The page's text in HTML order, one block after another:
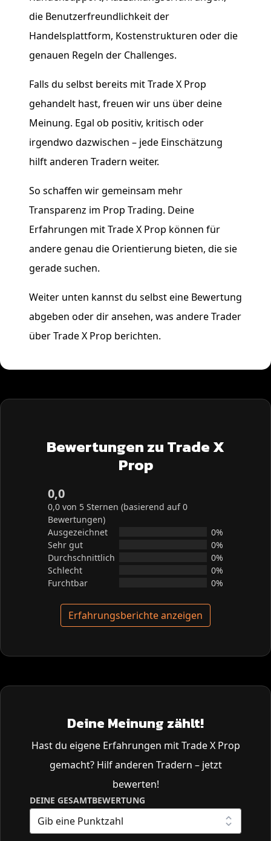
die Benutzerfreundlichkeit der
Handelsplattform, Kostenstrukturen oder die
genauen Regeln der Challenges.
Falls du selbst bereits mit Trade X Prop
gehandelt hast, freuen wir uns über deine
Meinung. Egal ob positiv, kritisch oder
irgendwo dazwischen – jede Einschätzung
hilft anderen Tradern weiter.
So schaffen wir gemeinsam mehr
Transparenz im Prop Trading. Deine
Erfahrungen mit Trade X Prop können für
andere genau die Orientierung bieten, die sie
gerade suchen.
Weiter unten kannst du selbst eine Bewertung
abgeben oder dir ansehen, was andere Trader
über Trade X Prop berichten.
Bewertungen zu Trade X
Prop
0,0
0,0 von 5 Sternen (basierend auf 0
Bewertungen)
Ausgezeichnet
0%
Sehr gut
0%
Durchschnittlich
0%
Schlecht
0%
Furchtbar
0%
Erfahrungsberichte anzeigen
Deine Meinung zählt!
Hast du eigene Erfahrungen mit Trade X Prop
gemacht? Hilf anderen Tradern – jetzt
bewerten!
DEINE GESAMTBEWERTUNG